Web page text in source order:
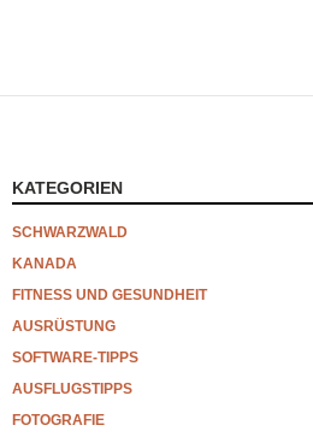
KATEGORIEN
SCHWARZWALD
KANADA
FITNESS UND GESUNDHEIT
AUSRÜSTUNG
SOFTWARE-TIPPS
AUSFLUGSTIPPS
FOTOGRAFIE